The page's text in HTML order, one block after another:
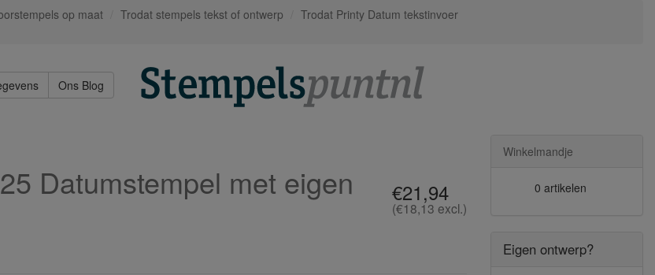
op maat Trodat stempels tekst of ontwerp
Trodat Printy Datum tekstinvoer
Ons Blog
€21,94
(€18,13 excl.)
Datumstempel met eigen
Winkelmandje
0 artikelen
Eigen ontwerp?